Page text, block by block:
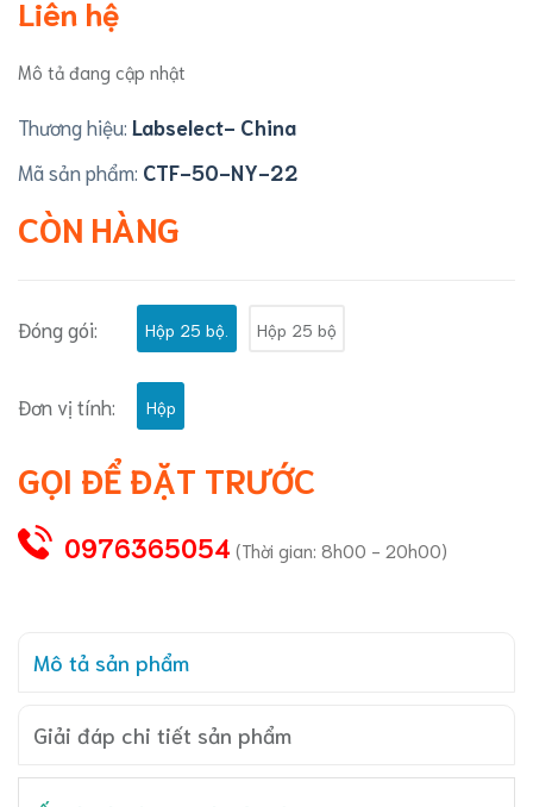
Liên hệ
Mô tả đang cập nhật
Thương hiệu: Labselect- China
Mã sản phẩm: CTF-50-NY-22
CÒN HÀNG
Đóng gói: Hộp 25 bộ. Hộp 25 bộ
Đơn vị tính: Hộp
GỌI ĐỂ ĐẶT TRƯỚC
0976365054 (Thời gian: 8h00 - 20h00)
Mô tả sản phẩm
Giải đáp chi tiết sản phẩm